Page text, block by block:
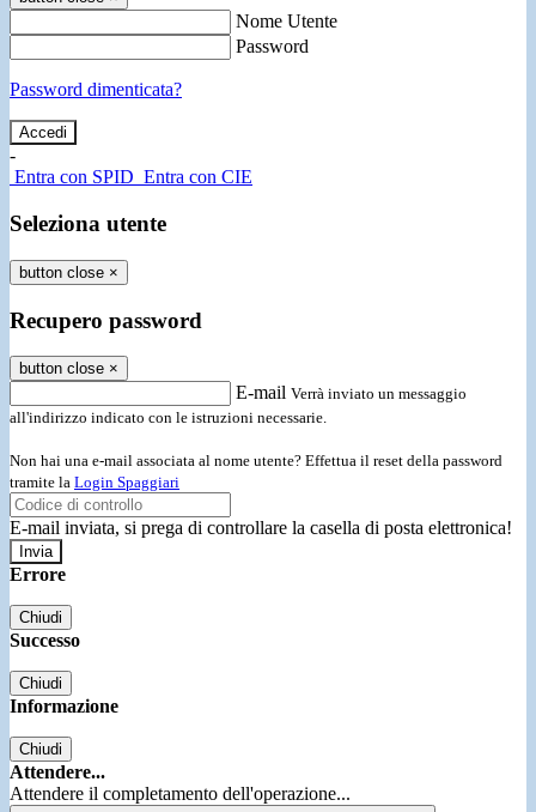
Nome Utente
Password
Password dimenticata?
-
Entra con SPID Entra con CIE
Seleziona utente
button close ×
Recupero password
button close ×
E-mail Verrà inviato un messaggio
all'indirizzo indicato con le istruzioni necessarie.
Non hai una e-mail associata al nome utente? Effettua il reset della password
tramite la Login Spaggiari
E-mail inviata, si prega di controllare la casella di posta elettronica!
Errore
Chiudi
Successo
Chiudi
Informazione
Chiudi
Attendere...
Attendere il completamento dell'operazione...